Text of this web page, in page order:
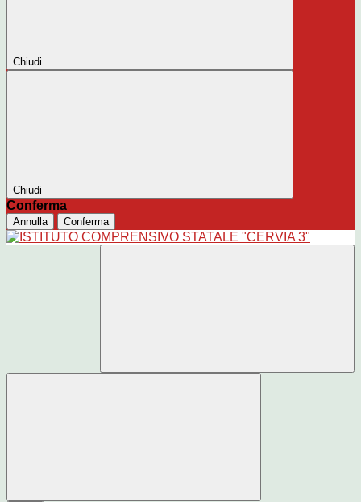
Chiudi
Chiudi
Conferma
Annulla Conferma